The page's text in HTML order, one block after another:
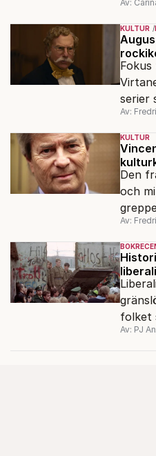
vem
Av:
KULTUR
serier
på
vän.
Av:
KULTUR
Den
och
Det
Av:
folket
och
Av: PJ